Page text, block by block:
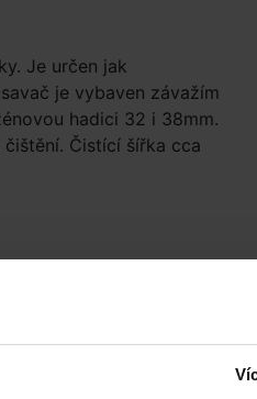
Je určen jak
je vybaven závažím
hadici 32 i 38mm.
Čistící šířka cca